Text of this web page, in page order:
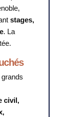
stages,
. La
civil,